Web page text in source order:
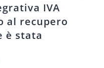
IVA
al recupero
è stata